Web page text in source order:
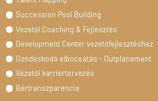
Succession Pool Building
Vezetői Coaching & Fejlesztés
Development Center vezetőfejlesztéshez
Gondoskodó elbocsátás - Outplacement
Vezetői karriertervezés
Bértranszparencia